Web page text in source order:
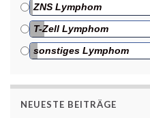
ZNS Lymphom
T-Zell Lymphom
sonstiges Lymphom
NEUESTE BEITRÄGE